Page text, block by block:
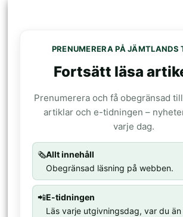
PRENUMERERA PÅ JÄMTLANDS
Fortsätt läsa
Prenumerera och få obegränsad
artiklar och e-tidningen –
varje dag.
🗞️Allt innehåll
Obegränsad läsning på webben.
📲E-tidningen
Läs varje utgivningsdag, var du än